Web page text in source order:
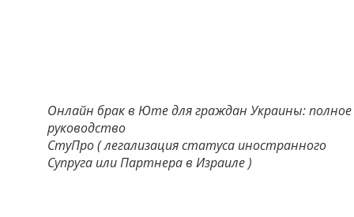
Онлайн брак в Юте для граждан Украины: полное
руководство
СтуПро ( легализация статуса иностранного
Супруга или Партнера в Израиле )